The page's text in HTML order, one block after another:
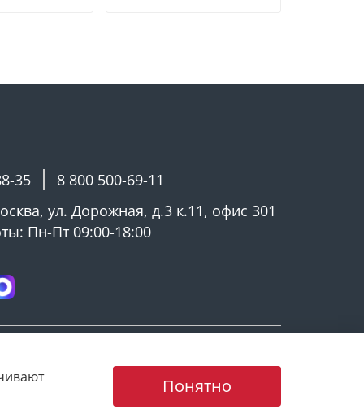
35
8 800 500-69-11
ул. Дорожная, д.3 к.11, офис 301
Пн-Пт 09:00-18:00
Понятно